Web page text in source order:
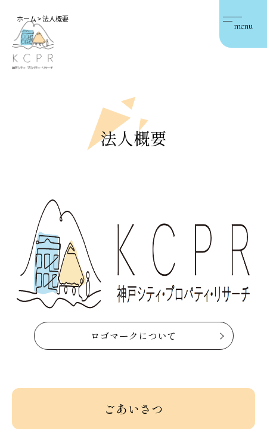
menu
ホーム>法人概要
法人概要
ロゴマークについて
ごあいさつ